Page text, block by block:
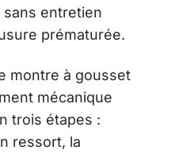
entretien
prématurée.
montre à gousset
mécanique
trois étapes :
ressort, la